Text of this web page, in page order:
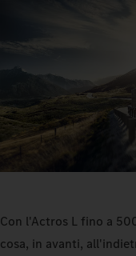
Con l'Actros L fino a
cosa, in avanti,